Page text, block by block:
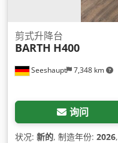
Seeshaupt 7,348 km
剪式升降台
BARTH H400
询问
状况: 新的, 制造年份: 2026,